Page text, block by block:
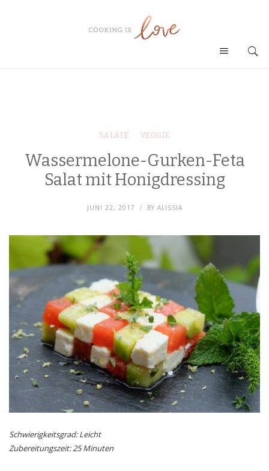
SALATE VEGGIE
Wassermelone-Gurken-Feta
Salat mit Honigdressing
JUNI 22, 2017 BY ALISSIA
Schwierigkeitsgrad: Leicht
Zubereitungszeit: 25 Minuten